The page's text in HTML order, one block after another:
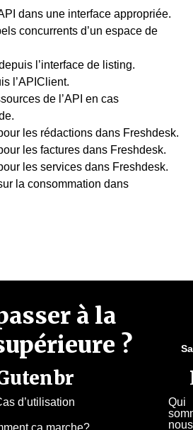
dans une interface appropriée.
concurrents d’un espace de
l’interface de listing.
l’APIClient.
de l’API en cas
les rédactions dans Freshdesk.
les factures dans Freshdesk.
les services dans Freshdesk.
la consommation dans
à la
?
d’utilisation
ça marche?
Qui